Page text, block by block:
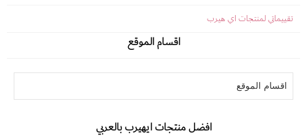
تقييماتي لمنتجات اي هيرب
اقسام الموقع
افضل منتجات ايهيرب بالعربي